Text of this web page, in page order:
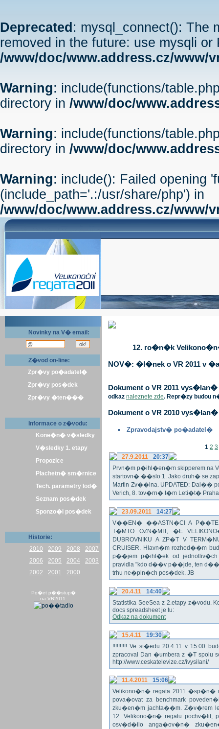
Deprecated : mysql_connect(): The
removed in the future: use mysqli or
/www/doc/www.address.cz/www/
Warning: include(functions/
directory in /www/doc/
Warning: include(functions/
directory in /www/doc/
Warning: include(): Failed opening
(include_path='.:/usr/share/php') in
/www/doc/www.address.cz/www/
Novinky na V� email:
Z�vod on-line:
Zpr�vy po�adatel�
Zpr�vy pos�dek
Zpr�vy �ten���
Informace o z�vodu:
Kone�n� v�sledky
V�sledky 1. etapy
Propozice
Plachetn� sm�rnice
Tech. parametry lod�
Seznam pos�dek
Sponzo�i pos�dek
Historie:
2010
2009 2008
2007
2006
2005 2004
2003
2002
2001 2000
Po�et p��stup�
na VR2011:
12. ro�n�k
NOV�: �l�nek o VR 2011 v
Dokument o VR 2011
odkaz naleznete zde. Repr�zy budou
Dokument o VR 2010
Zpravodajstv� po�adatel�
1 2 3
27.9.2011
20:37
Prvn�m p�ihl�en�m skipperem na
startovn� ��slo 1. Jako druh� se
Martin Zv��ina. UPDATED: Dal��
Verich, 8. tov�rn� t�m Leti�t� Praha
23.09.2011
14:27
V��EN� ��ASTN�CI A
T�MTO OZN�MIT, �E
DUBROVNIKU A ZP�T V
CRUISER. Hlavn�m rozhod��m
p��jem p�ihl�ek od
pravidla "kdo d��v p��jde, ten
trhu ne�pln�ch pos�dek. JB
20.4.11
14:40
Statistika SeeSea z 2.etapy z�vodu.
docs spreadsheet je tu:
Odkaz na dokument
15.4.11
19:30
!!!!!!!!!! Ve st�edu 20.4.11 v 15:00
zpracoval Dan �umbera z �T spolu
http://www.ceskatelevize.cz/ivysilani/
11.4.2011
15:06
Velikono�n� regata 2011 �sp�n�
pova�ovat za benchmark
zku�en�m jachta��m. Z�v�rem
12. Velikono�n� regatu
osv�d�ilo anga�ov�n�